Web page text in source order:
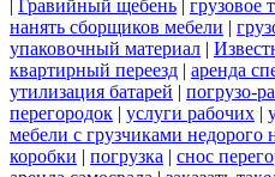
| Гравийный щебень | грузовое
нанять сборщиков мебели |
упаковочный материал |
квартирный переезд | аренда
утилизация батарей | погрузо-
перегородок | услуги рабочих |
мебели с грузчиками
коробки | погрузка | снос